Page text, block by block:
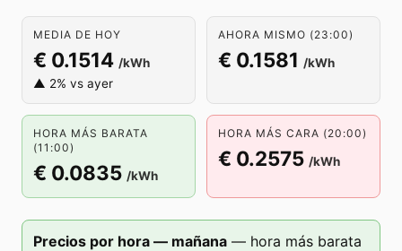
MEDIA DE HOY
€ 0.1514 /kWh
▲ 2% vs ayer
AHORA MISMO (23:00)
€ 0.1581 /kWh
HORA MÁS BARATA
(11:00)
€ 0.0835 /kWh
HORA MÁS CARA (20:00)
€ 0.2575 /kWh
Precios por hora — mañana — hora más barata